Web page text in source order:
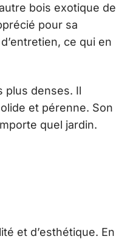
bois exotique de
pour sa
ce qui en
plus denses. Il
et pérenne. Son
quel jardin.
et d’esthétique. En